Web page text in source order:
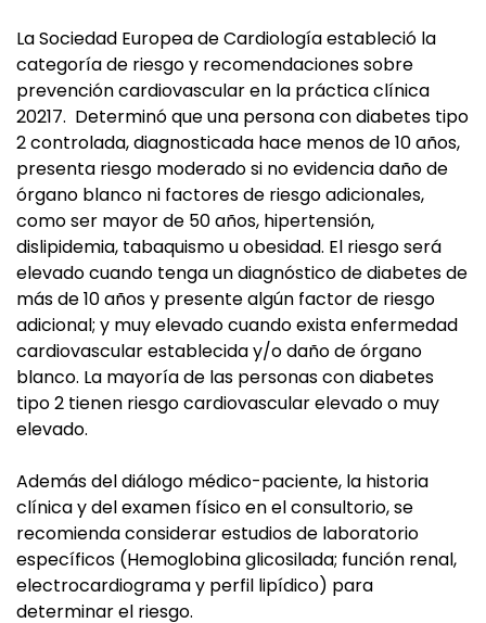
La Sociedad Europea de Cardiología estableció la
categoría de riesgo y recomendaciones sobre
prevención cardiovascular en la práctica clínica
20217. Determinó que una persona con diabetes tipo
2 controlada, diagnosticada hace menos de 10 años,
presenta riesgo moderado si no evidencia daño de
órgano blanco ni factores de riesgo adicionales,
como ser mayor de 50 años, hipertensión,
dislipidemia, tabaquismo u obesidad. El riesgo será
elevado cuando tenga un diagnóstico de diabetes de
más de 10 años y presente algún factor de riesgo
adicional; y muy elevado cuando exista enfermedad
cardiovascular establecida y/o daño de órgano
blanco. La mayoría de las personas con diabetes
tipo 2 tienen riesgo cardiovascular elevado o muy
elevado.
Además del diálogo médico-paciente, la historia
clínica y del examen físico en el consultorio, se
recomienda considerar estudios de laboratorio
específicos (Hemoglobina glicosilada; función renal,
electrocardiograma y perfil lipídico) para
determinar el riesgo.